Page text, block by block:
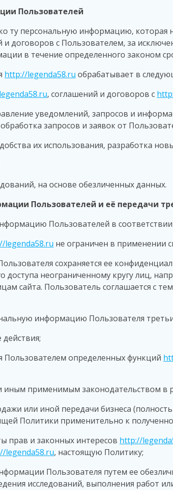
Пользователей
ту персональную информацию, которая
и договоров с Пользователем, за
в течение определенного законом
http://legenda58.ru обрабатывает в
, соглашений и договоров с
уведомлений, запросов и
запросов и заявок от
их использования, разработка
на основе обезличенных данных.
Пользователей и её передачи
Пользователей в
legenda58.ru не ограничен в применении
сохраняется ее
неограниченному кругу лиц,
сайта. Пользователь соглашается с
информацию Пользователя
действия;
Пользователем определенных функций
иным применимым законодательством в
или иной передачи бизнеса
Политики применительно к
прав и законных интересов http://
legenda58.ru, настоящую Политику;
Пользователя путем ее
исследований, выполнения работ